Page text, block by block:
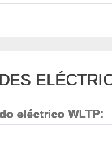
eléctrico WLTP: